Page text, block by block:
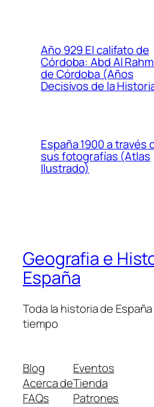
Año 929 El califato de
Córdoba: Abd Al
de Córdoba (Años
Decisivos de la
España 1900 a través
sus fotografías (Atlas
Ilustrado)
Geografia e
España
Toda la historia de
tiempo
Blog
Acerca de
FAQs
Eventos
Tienda
Patrones